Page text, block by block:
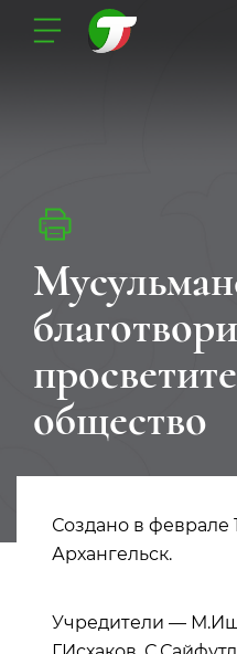
общество
Создано в феврале
Архангельск.
Учредители —